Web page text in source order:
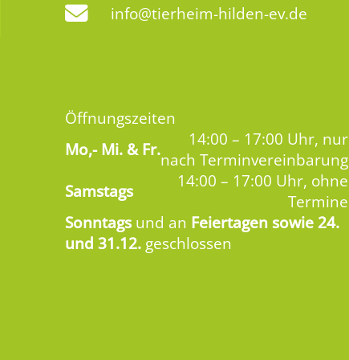
info@tierheim-hilden-ev.de
Öffnungszeiten
Mo,-Mi. & Fr.
14:00 – 17:00 Uhr, nur
nach Terminvereinbarung
Samstags
14:00 – 17:00 Uhr, ohne
Termine
Sonntags und an Feiertagen sowie 24.
und 31.12. geschlossen